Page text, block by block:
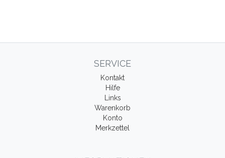
SERVICE
Kontakt
Hilfe
Links
Warenkorb
Konto
Merkzettel